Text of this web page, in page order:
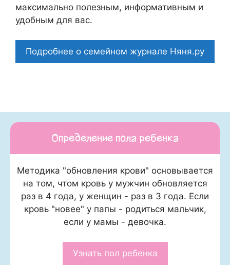
максимально полезным, информативным и
удобным для вас.
Подробнее о семейном журнале Няня.ру
Определение пола ребенка
Методика "обновления крови" основывается
на том, чтом кровь у мужчин обновляется
раз в 4 года, у женщин - раз в 3 года. Если
кровь "новее" у папы - родиться мальчик,
если у мамы - девочка.
Узнать пол ребенка